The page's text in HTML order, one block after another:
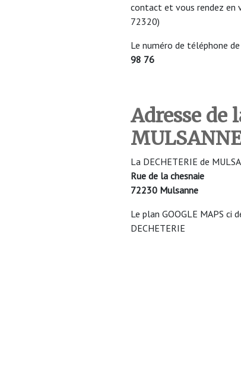
contact et vous rendez en
72320)
Le numéro de téléphone
98 76
Adresse de
La DECHETERIE de
Rue de la chesnaie
72230 Mulsanne
Le plan GOOGLE MAPS ci
DECHETERIE